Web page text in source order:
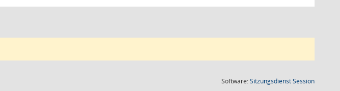
Software:SitzungsdienstSession(Wird in